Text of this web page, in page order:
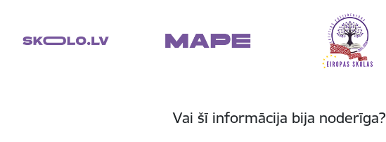
Vai šī informācija bija noderīga?